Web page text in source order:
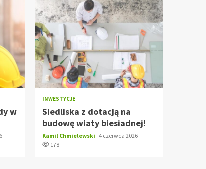
w
INWESTYCJE
Siedliska z dotacją na
budowę wiaty biesiadnej!
Kamil Chmielewski 4 czerwca 2026
178